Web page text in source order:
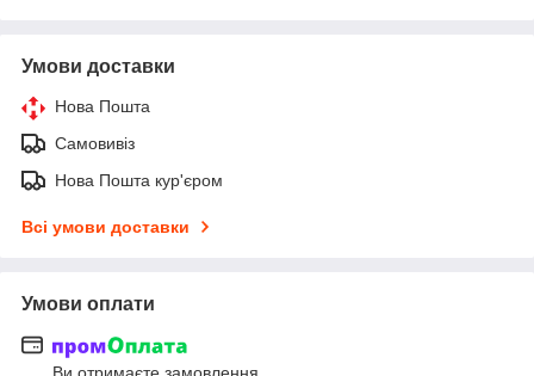
Умови доставки
Нова Пошта
Самовивіз
Нова Пошта кур'єром
Всі умови доставки
Умови оплати